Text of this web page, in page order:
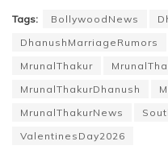
Tags: BollywoodNews
DhanushMarriageRumors
MrunalThakur
MrunalThakurDhanush
MrunalThakurNews
ValentinesDay2026